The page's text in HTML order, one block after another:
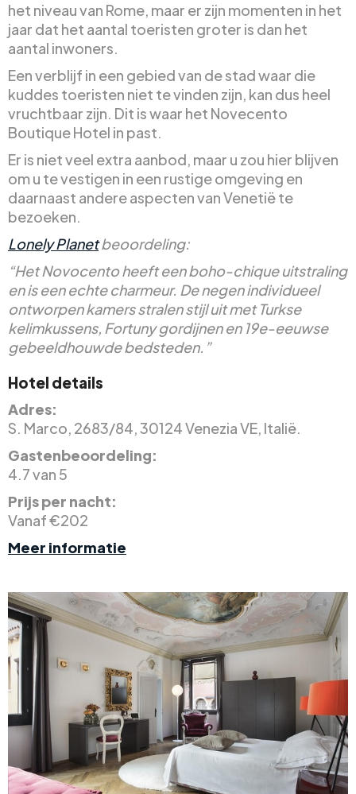
het niveau van Rome, maar er zijn momenten in het
jaar dat het aantal toeristen groter is dan het
aantal inwoners.
Een verblijf in een gebied van de stad waar die
kuddes toeristen niet te vinden zijn, kan dus heel
vruchtbaar zijn. Dit is waar het Novecento
Boutique Hotel in past.
Er is niet veel extra aanbod, maar u zou hier blijven
om u te vestigen in een rustige omgeving en
daarnaast andere aspecten van Venetië te
bezoeken.
Lonely Planetbeoordeling:
“Het Novocento heeft een boho-chique uitstraling
en is een echte charmeur. De negen individueel
ontworpen kamers stralen stijl uit met Turkse
kelimkussens, Fortuny gordijnen en 19e-eeuwse
gebeeldhouwde bedsteden.”
Hotel details
Adres:
S. Marco, 2683/84, 30124 Venezia VE, Italië.
Gastenbeoordeling:
4.7 van 5
Prijs per nacht:
Vanaf €202
Meer informatie